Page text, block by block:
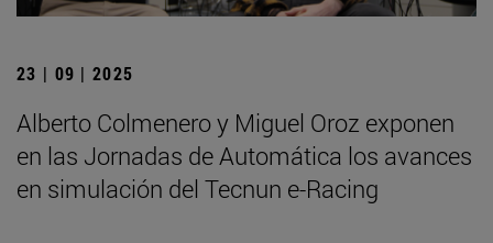
23 | 09 | 2025
Alberto Colmenero y Miguel Oroz exponen
en las Jornadas de Automática los avances
en simulación del Tecnun e-Racing